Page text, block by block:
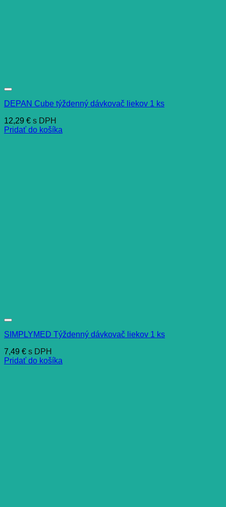
DEPAN Cube týždenný dávkovač liekov 1 ks
12,29 € s DPH
Pridať do košíka
SIMPLYMED Týždenný dávkovač liekov 1 ks
7,49 € s DPH
Pridať do košíka